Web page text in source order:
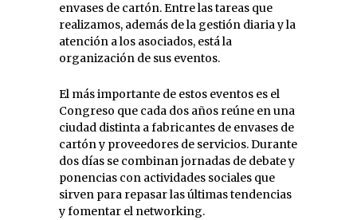
envases de cartón. Entre las tareas que
realizamos, además de la gestión diaria y la
atención a los asociados, está la
organización de sus eventos.
El más importante de estos eventos es el
Congreso que cada dos años reúne en una
ciudad distinta a fabricantes de envases de
cartón y proveedores de servicios. Durante
dos días se combinan jornadas de debate y
ponencias con actividades sociales que
sirven para repasar las últimas tendencias
y fomentar el networking.